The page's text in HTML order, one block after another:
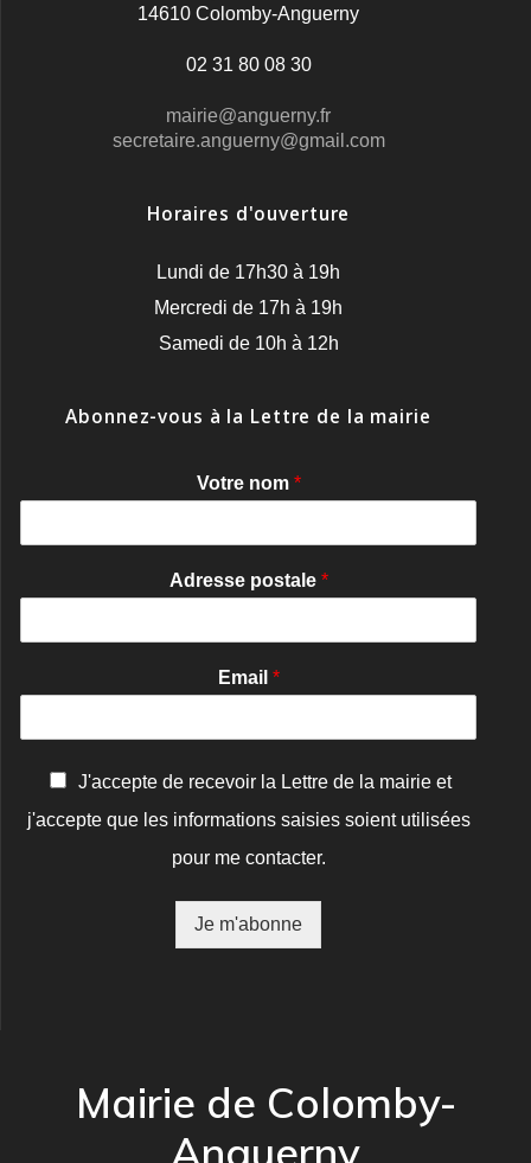
14610 Colomby-Anguerny
02 31 80 08 30
mairie@anguerny.fr
secretaire.anguerny@gmail.com
Horaires d'ouverture
Lundi de 17h30 à 19h
Mercredi de 17h à 19h
Samedi de 10h à 12h
Abonnez-vous à la Lettre de la mairie
Votre nom *
Adresse postale *
Email *
n
J'accepte de recevoir la Lettre de la mairie et
j'accepte que les informations saisies soient utilisées
pour me contacter.
Je m'abonne
Mairie de Colomby-
Anguerny